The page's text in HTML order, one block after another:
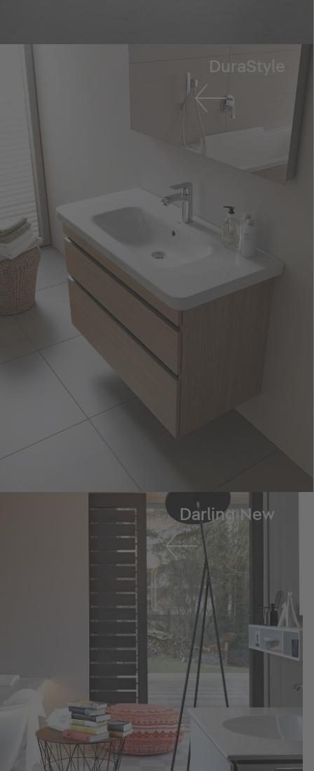
DuraStyle
Darling New